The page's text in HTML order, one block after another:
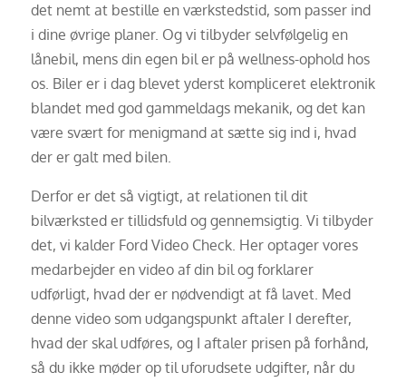
det nemt at bestille en værkstedstid, som passer ind
i dine øvrige planer. Og vi tilbyder selvfølgelig en
lånebil, mens din egen bil er på wellness-ophold hos
os. Biler er i dag blevet yderst kompliceret elektronik
blandet med god gammeldags mekanik, og det kan
være svært for menigmand at sætte sig ind i, hvad
der er galt med bilen.
Derfor er det så vigtigt, at relationen til dit
bilværksted er tillidsfuld og gennemsigtig. Vi tilbyder
det, vi kalder Ford Video Check. Her optager vores
medarbejder en video af din bil og forklarer
udførligt, hvad der er nødvendigt at få lavet. Med
denne video som udgangspunkt aftaler I derefter,
hvad der skal udføres, og I aftaler prisen på forhånd,
så du ikke møder op til uforudsete udgifter, når du